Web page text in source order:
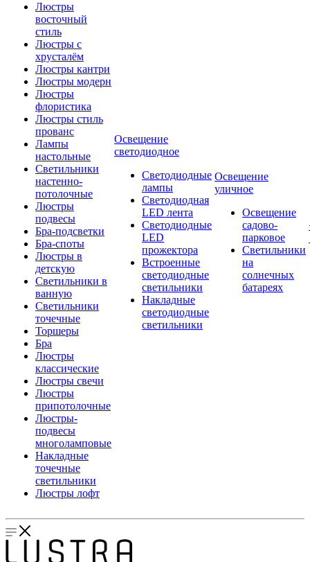
Люстры
восточный
стиль
Люстры с
хрусталём
Люстры кантри
Люстры модерн
Люстры
флористика
Люстры стиль
прованс
Лампы
настольные
Светильники
настенно-
потолочные
Люстры
подвесы
Бра-подсветки
Бра-споты
Люстры в
детскую
Светильники в
ванную
Светильники
точечные
Торшеры
Бра
Люстры
классические
Люстры свечи
Люстры
припотолочные
Люстры-
подвесы
многоламповые
Накладные
точечные
светильники
Люстры лофт
Освещение
светодиодное
Светодиодные
лампы
Светодиодная
LED лента
Светодиодные
LED
прожектора
Встроенные
светодиодные
светильники
Накладные
светодиодные
светильники
Освещение
уличное
Освещение
садово-
парковое
Светильники
на
солнечных
батареях